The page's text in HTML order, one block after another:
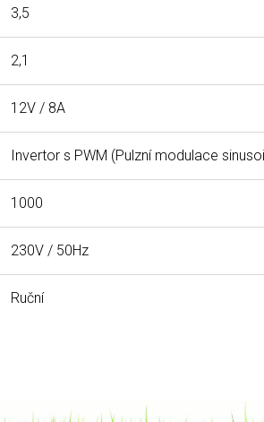
3,5
2,1
12V / 8A
Invertor s PWM (Pulzní modulace
1000
230V / 50Hz
Ruční